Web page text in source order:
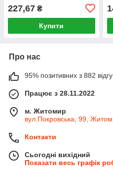
227,67 ₴
Купити
Про нас
95% позитивних з 882
Працює з 28.11.2022
м. Житомир
вул.Покровська, 99,
Контакти
Сьогодні вихідний
Показати весь графік